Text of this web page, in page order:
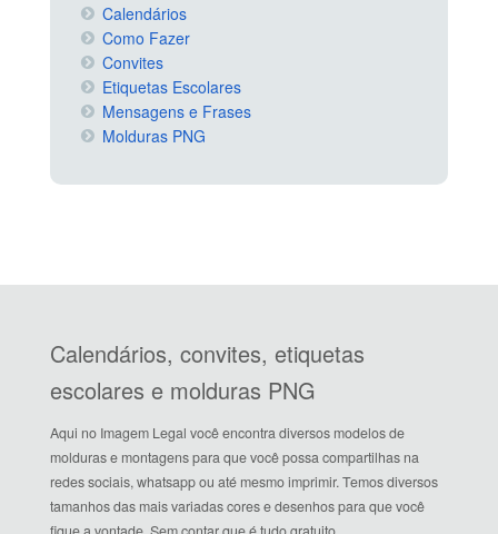
Calendários
Como Fazer
Convites
Etiquetas Escolares
Mensagens e Frases
Molduras PNG
Calendários, convites, etiquetas
escolares e molduras PNG
Aqui no Imagem Legal você encontra diversos modelos de
molduras e montagens para que você possa compartilhas na
redes sociais, whatsapp ou até mesmo imprimir. Temos diversos
tamanhos das mais variadas cores e desenhos para que você